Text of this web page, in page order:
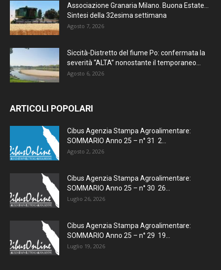
Associazione Granaria Milano. Buona Estate…
Sintesi della 32esima settimana
Agosto 7, 2026
Siccità-Distretto del fiume Po: confermata la
severità “ALTA” nonostante il temporaneo...
Agosto 6, 2026
ARTICOLI POPOLARI
Cibus Agenzia Stampa Agroalimentare:
SOMMARIO Anno 25 – n° 31 2...
Agosto 2, 2026
Cibus Agenzia Stampa Agroalimentare:
SOMMARIO Anno 25 – n° 30 26...
Luglio 26, 2026
Cibus Agenzia Stampa Agroalimentare:
SOMMARIO Anno 25 – n° 29 19...
Luglio 19, 2026